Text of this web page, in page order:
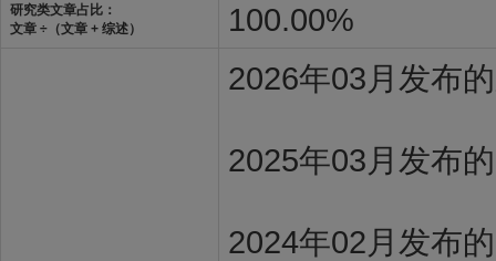
研究类文章占比：
文章 ÷（文章 + 综述）
100.00%
2026年03月发布
2025年03月发布
2024年02月发布